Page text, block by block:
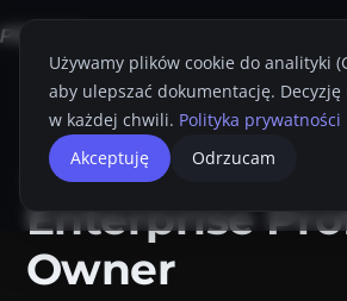
Strona główna Przewodnik
Android
Enterprise
Owner
Używamy plików cookie do analityki
aby ulepszać dokumentację. Decyzję
w każdej chwili. Polityka prywatności
Akceptuję
Odrzucam